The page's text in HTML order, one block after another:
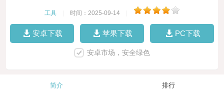
工具 时间：2025-09-14
安卓下载 苹果下载 PC下载
安卓市场，安全绿色
简介 排行